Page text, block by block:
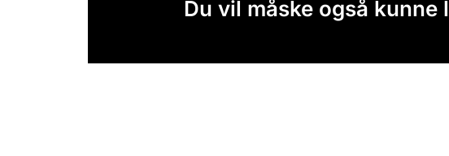
Du vil måske også kunne